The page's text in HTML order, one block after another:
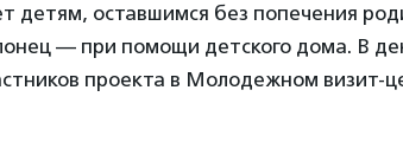
детям, оставшимся без попечения
— при помощи детского дома. В
проекта в Молодежном визит-